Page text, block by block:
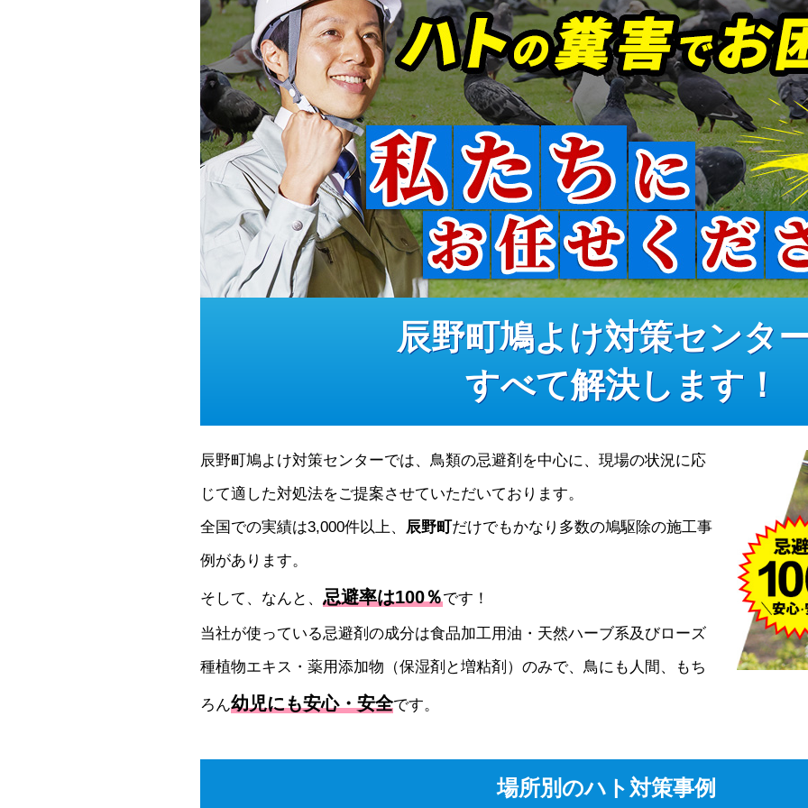
辰野町鳩よけ対策センタ
すべて解決します！
辰野町鳩よけ対策センターでは、鳥類の忌避剤を中心に、現場の状況に応
じて適した対処法をご提案させていただいております。
全国での実績は3,000件以上、
辰野町だけでもかなり多数の鳩駆除の施工事
例があります。
そして、なんと、 忌避率は100％です！
当社が使っている忌避剤の成分は食品加工用油・天然ハーブ系及びローズ
種植物エキス・薬用添加物（保湿剤と増粘剤）のみで、鳥にも人間、もち
ろん幼児にも安心・安全です。
場所別のハト対策事例